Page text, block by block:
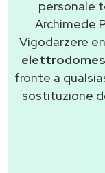
personale
Archimede
Vigodarzere
fronte a
sostituzione